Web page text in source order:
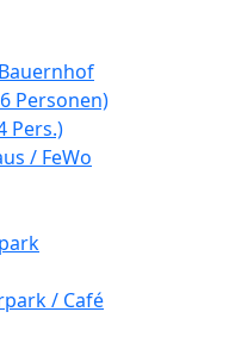
Personen)
Pers.)
/ FeWo
/ Café